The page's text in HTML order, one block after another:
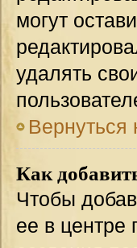
могут
удалять
Вернуться
Как
Чтобы
ее в центре